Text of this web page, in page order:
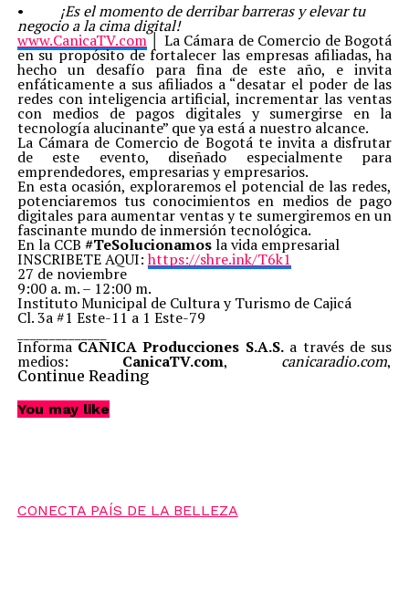
• ¡Es el momento de derribar barreras y elevar tu
negocio a la cima digital!
www.CanicaTV.com│ La Cámara de Comercio de Bogotá
en su propósito de fortalecer las empresas afiliadas, ha
hecho un desafío para fina de este año, e invita
enfáticamente a sus afiliados a “desatar el poder de las
redes con inteligencia artificial, incrementar las ventas
con medios de pagos digitales y sumergirse en la
tecnología alucinante” que ya está a nuestro alcance.
La Cámara de Comercio de Bogotá te invita a disfrutar
de este evento, diseñado especialmente para
emprendedores, empresarias y empresarios.
En esta ocasión, exploraremos el potencial de las redes,
potenciaremos tus conocimientos en medios de pago
digitales para aumentar ventas y te sumergiremos en un
fascinante mundo de inmersión tecnológica.
En la CCB #TeSolucionamosla vida empresarial
INSCRIBETE AQUI:https://shre.ink/T6k1
27 de noviembre
9:00 a. m. – 12:00 m.
Instituto Municipal de Cultura y Turismo de Cajicá
Cl. 3a #1 Este-11 a 1 Este-79
InformaCANICA Producciones S.A.S.a través de sus
medios: CanicaTV.com, canicaradio.com,
RevistaUFF.comy Agencia Informativa
CONTACTO: +57
mailcontacto@canicaTV.com
Continue Reading
You may like
CONECTA PAÍS DE LA BELLEZA